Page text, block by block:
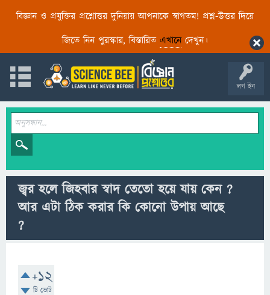
বিজ্ঞান ও প্রযুক্তির প্রশ্নোত্তর দুনিয়ায় আপনাকে স্বাগতম! প্রশ্ন-উত্তর দিয়ে
জিতে নিন পুরস্কার, বিস্তারিত এখানেদেখুন।
লগ ইন
জ্বর হলে জিহবার স্বাদ তেতো হয়ে যায় কেন ?
আর এটা ঠিক করার কি কোনো উপায় আছে
?
+12
টি ভোট